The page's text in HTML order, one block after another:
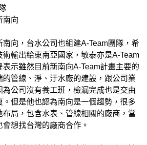
南向
向，台水公司也組建A-Team團隊，希
輸出給東南亞國家，敏泰亦是A-Team
示雖然目前新南向A-Team計畫主要的
管線、淨、汙水廠的建設，跟公司業
公司沒有養工班，檢漏完成也是交由
。但是他也認為南向是一個趨勢，很多
布局，包含水表、管線相關的廠商，當
想找台灣的廠商合作。